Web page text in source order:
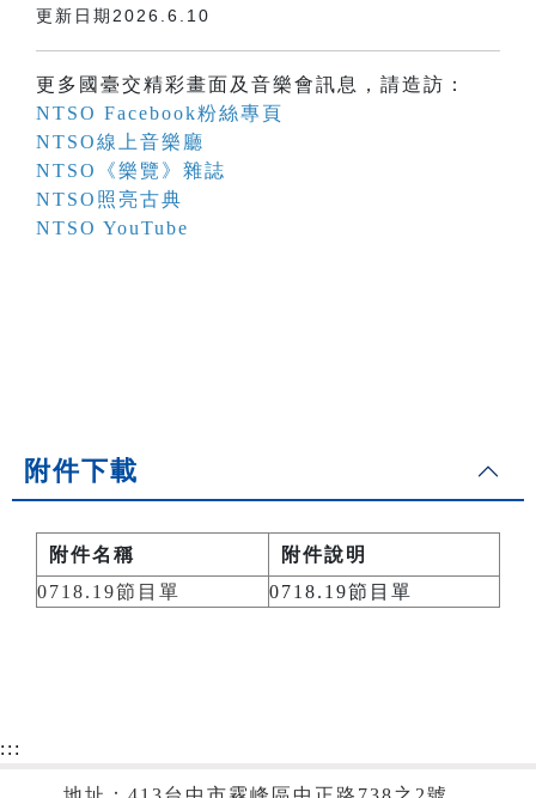
更新日期2026.6.10
更多國臺交精彩畫面及音樂會訊息，請造訪：
NTSO Facebook粉絲專頁
NTSO線上音樂廳
NTSO《樂覽》雜誌
NTSO照亮古典
NTSO YouTube
附件下載
附件名稱
附件說明
0718.19節目單
0718.19節目單
:::